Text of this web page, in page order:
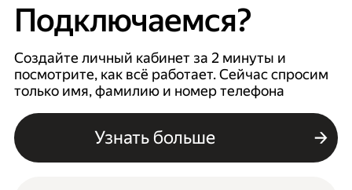
Подключаемся?
Создайте личный кабинет за 2 минуты и
посмотрите, как всё работает. Сейчас спросим
только имя, фамилию и номер телефона
Узнать больше